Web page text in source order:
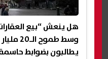
هل ينعش “بيع
وسط
يطالبون بضوابط